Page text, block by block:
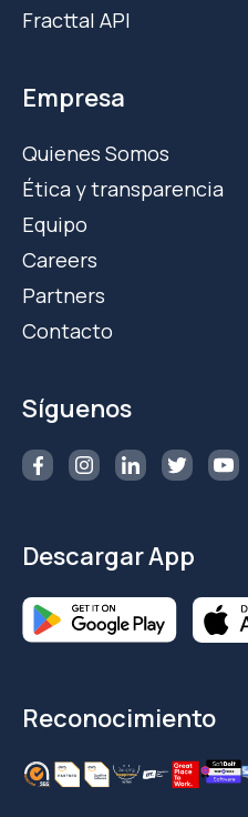
Fracttal API
Empresa
Quienes Somos
Ética y transparencia
Equipo
Careers
Partners
Contacto
Síguenos
Descargar App
Reconocimiento